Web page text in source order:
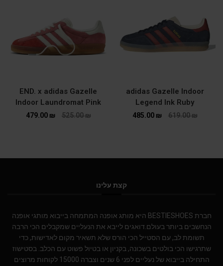
adidas Gazelle Indoor
Legend Ink Ruby
619.00₪
485.00 ₪
END. x adidas Gazelle
Indoor Laundromat Pink
525.00₪
479.00 ₪
קצת עלינו
חברת BESTIESHOES היא מותג אופנה המתמחה בייבוא מותגי אופנה
הנחשבים ביותר בעולם.דואגים לייבא את הנעליים שמקבלים הכי הרבה
תשומת לב, עם הסטייל הכי הורס שלא תשאיר מקום לאדישות, כדי
שתרגישו הכי בולטים בשכונה, בקניון או בטיול פשוט עם הכלב. בסטישוז
התחילה בייבוא של נעליים לפני 6 שנים וצברה 15000 לקוחות מרוצים